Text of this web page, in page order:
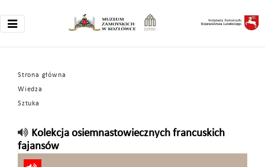
Strona główna
Wiedza
Sztuka
Kolekcja osiemnastowiecznych francuskich
fajansów